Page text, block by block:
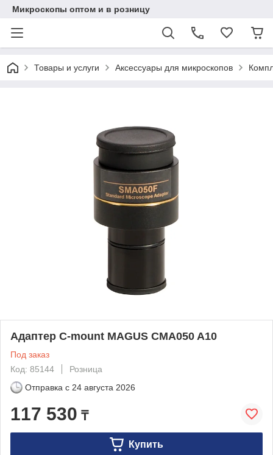
Микроскопы оптом и в розницу
Товары и услуги Аксессуары для микроскопов
Адаптер C-mount MAGUS CMA050 A10
Под заказ
Код: 85144
Розница
Отправка с 24 августа 2026
117 530 ₸
Купить